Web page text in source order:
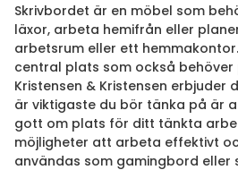
Skrivbordet är en möbel som
läxor, arbeta hemifrån eller
arbetsrum eller ett
central plats som också
Kristensen & Kristensen erbjuder
är viktigaste du bör tänka på är
gott om plats för ditt tänkta
möjligheter att arbeta effektivt
användas som gamingbord eller